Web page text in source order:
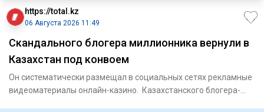
https://total.kz
06 Августа 2026 11:49
Скандального блогера миллионника вернули в
Казахстан под конвоем
Он систематически размещал в социальных сетях рекламные
видеоматериалы онлайн-казино. Казахстанского блогера-